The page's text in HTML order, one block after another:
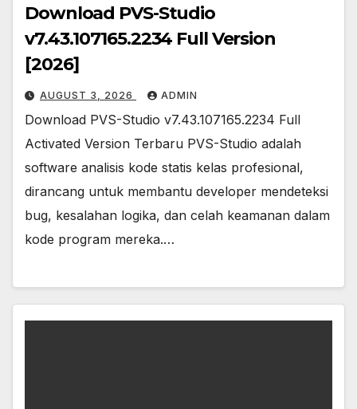
Download PVS-Studio
v7.43.107165.2234 Full Version
[2026]
AUGUST 3, 2026 ADMIN
Download PVS-Studio v7.43.107165.2234 Full
Activated Version Terbaru PVS-Studio adalah
software analisis kode statis kelas profesional,
dirancang untuk membantu developer mendeteksi
bug, kesalahan logika, dan celah keamanan dalam
kode program mereka.…